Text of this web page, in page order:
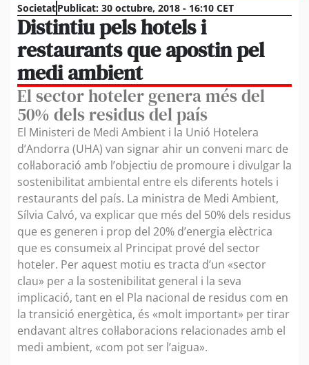
SocietatPublicat: 30 octubre, 2018 - 16:10 CET
Distintiu pels hotels i
restaurants que apostin pel
medi ambient
El sector hoteler genera més del
50% dels residus del país
El Ministeri de Medi Ambient i la Unió Hotelera
d’Andorra (UHA) van signar ahir un conveni marc de
col·laboració amb l’objectiu de promoure i divulgar la
sostenibilitat ambiental entre els diferents hotels i
restaurants del país. La ministra de Medi Ambient,
Sílvia Calvó, va explicar que més del 50% dels residus
que es generen i prop del 20% d’energia elèctrica
que es consumeix al Principat prové del sector
hoteler. Per aquest motiu es tracta d’un «sector
clau» per a la sostenibilitat general i la seva
implicació, tant en el Pla nacional de residus com en
la transició energètica, és «molt important» per tirar
endavant altres col·laboracions relacionades amb el
medi ambient, «com pot ser l’aigua».